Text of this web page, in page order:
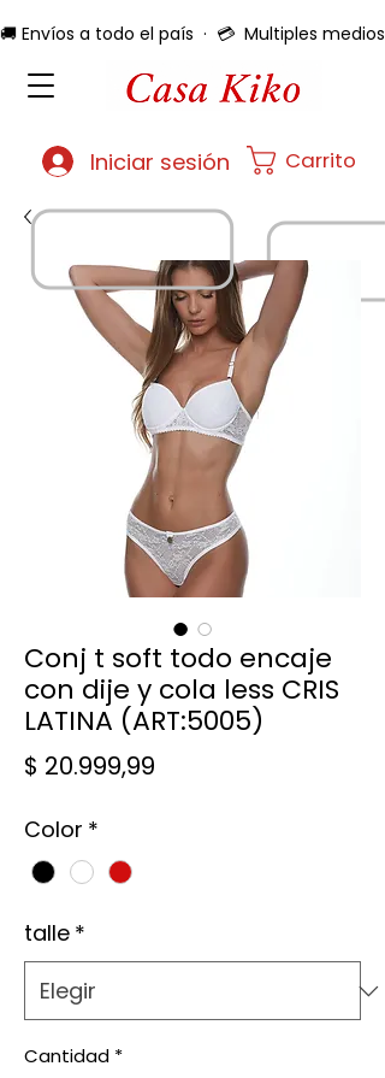
🚚 Envíos a todo el país  ·  💳  Multiples
Iniciar sesión Carrito
Conj t soft todo encaje
con dije y cola less CRIS
LATINA (ART:5005)
$ 20.999,99
Color *
talle *
Cantidad *